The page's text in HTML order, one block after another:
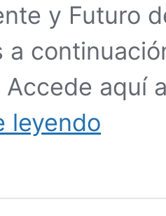
y Futuro
a
aquí
leyendo
ORIGEN,